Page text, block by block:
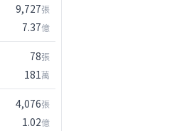
9,727張
7.37億
78張
181萬
4,076張
1.02億